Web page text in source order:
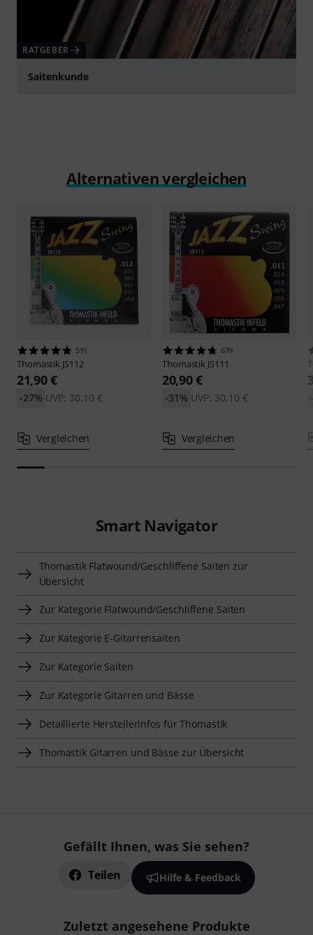
RATGEBER
Saitenkunde
Alternativen vergleichen
591
Thomastik JS112
21,90 €
UVP: 30,10 €
-27%
Vergleichen
679
Thomastik JS111
20,90 €
UVP: 30,10 €
-31%
Vergleichen
Smart Navigator
Thomastik Flatwound/Geschliffene Saiten zur
Übersicht
Zur Kategorie Flatwound/Geschliffene Saiten
Zur Kategorie E-Gitarrensaiten
Zur Kategorie Saiten
Zur Kategorie Gitarren und Bässe
Detaillierte Herstellerinfos für Thomastik
Thomastik Gitarren und Bässe zur Übersicht
Gefällt Ihnen, was Sie sehen?
Teilen Hilfe & Feedback
Zuletzt angesehene Produkte